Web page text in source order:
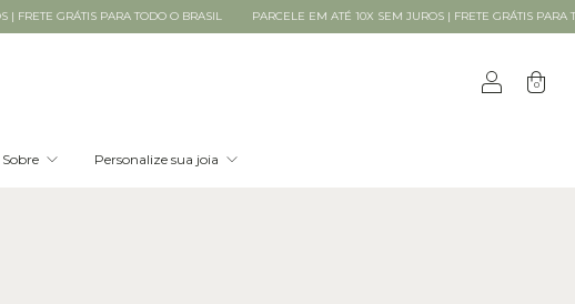
PARA TODO O BRASIL PARCELE EM ATÉ 10X SEM JUROS | FRETE GRÁTIS PARA TODO O BRASIL
0
Sobre Personalize sua joia